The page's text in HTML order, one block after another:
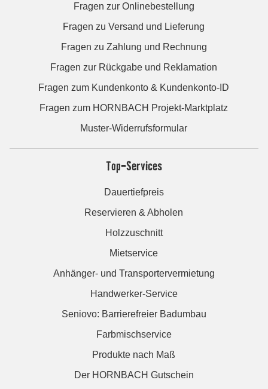
Fragen zur Onlinebestellung
Fragen zu Versand und Lieferung
Fragen zu Zahlung und Rechnung
Fragen zur Rückgabe und Reklamation
Fragen zum Kundenkonto & Kundenkonto-ID
Fragen zum HORNBACH Projekt-Marktplatz
Muster-Widerrufsformular
Top-Services
Dauertiefpreis
Reservieren & Abholen
Holzzuschnitt
Mietservice
Anhänger- und Transportervermietung
Handwerker-Service
Seniovo: Barrierefreier Badumbau
Farbmischservice
Produkte nach Maß
Der HORNBACH Gutschein